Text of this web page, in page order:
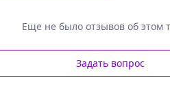
К основным преимуществам
и исполнение загаданного
и гостей;
окажется незабываемым и
Еще не было отзывов об этом
Задать вопрос